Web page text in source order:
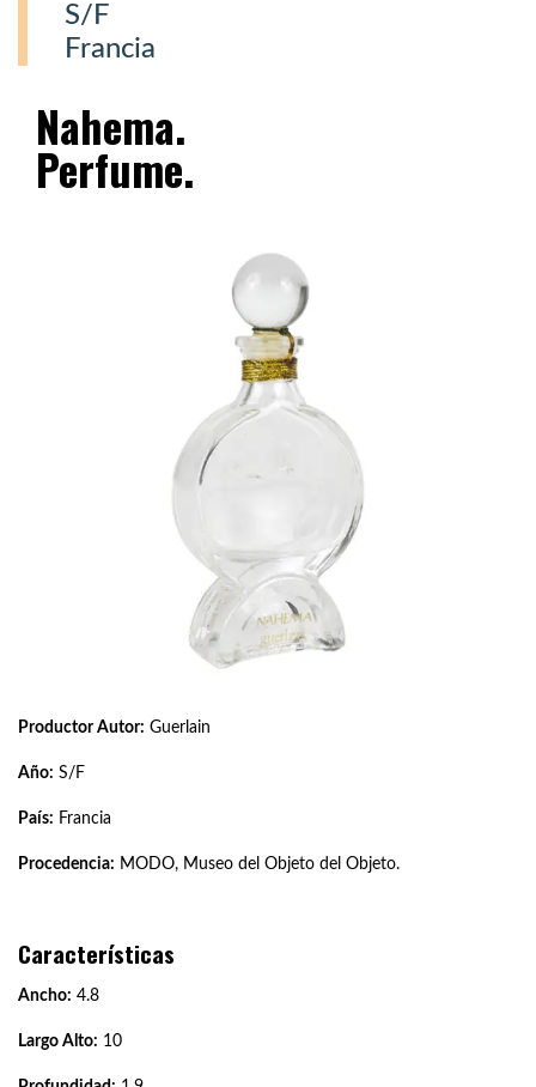
S/F
Francia
Nahema.
Perfume.
Productor Autor: Guerlain
Año: S/F
País: Francia
Procedencia: MODO, Museo del Objeto del Objeto.
Características
Ancho: 4.8
Largo Alto: 10